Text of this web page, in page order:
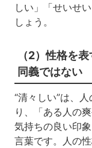
しい」「せいせ
しょう。
（2）性格を
同義ではない
“清々しい”は、
り、「ある人の
気持ちの良い印
言葉です。人の